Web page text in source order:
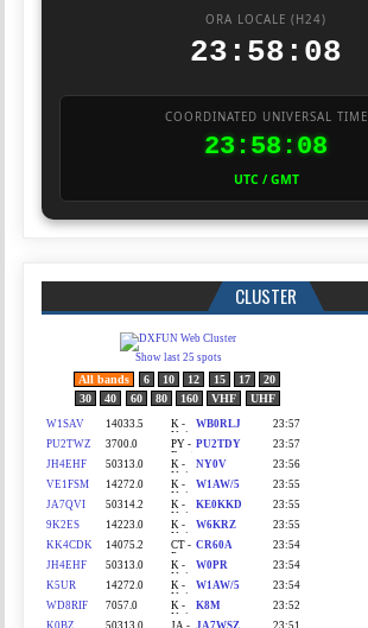
ORA LOCALE (H24)
23:58:08
COORDINATED UNIVERSAL TIME
23:58:08
UTC / GMT
CLUSTER